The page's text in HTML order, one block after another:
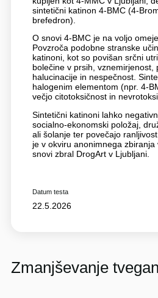
sintetični katinon 4-BMC (4-
brefedron).
O snovi 4-BMC je na voljo
Povzroča podobne stranske
katinoni, kot so povišan srčni
bolečine v prsih, vznemirjenost,
halucinacije in nespečnost.
halogenim elementom (npr. 4-
večjo citotoksičnost in
Sintetični katinoni lahko
socialno-ekonomski položaj,
ali šolanje ter povečajo
je v okviru anonimnega
snovi zbral DrogArt v Ljubljani.
Datum testa
22.5.2026
Zmanjševanje